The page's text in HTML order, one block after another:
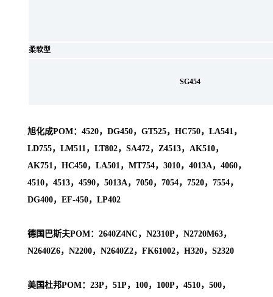
柔软型
SG454
旭化成POM：4520，DG450，GT525，HC750，LA541，
LD755，LM511，LT802，SA472，Z4513，AK510，
AK751，HC450，LA501，MT754，3010，4013A，4060，
4510，4513，4590，5013A，7050，7054，7520，7554，
DG400，EF-450，LP402
德国巴斯夫POM：2640Z4NC，N2310P，N2720M63，
N2640Z6，N2200，N2640Z2，FK61002，H320，S2320
美国杜邦POM：23P，51P，100，100P，4510，500，